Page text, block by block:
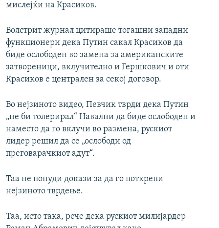
мислејќи на Красиков.
Волстрит журнал цитираше тогашни западни
функционери дека Путин сакал Красиков да
биде ослободен во замена за американските
затвореници, вклучително и Гершкович и оти
Красиков е централен за секој договор.
Во нејзиното видео, Певчик тврди дека Путин
„не би толерирал“ Навални да биде ослободен и
наместо да го вклучи во размена, рускиот
лидер решил да се „ослободи од
преговарачкиот адут“.
Таа не понуди докази за да го поткрепи
нејзиното тврдење.
Таа, исто така, рече дека рускиот милијардер